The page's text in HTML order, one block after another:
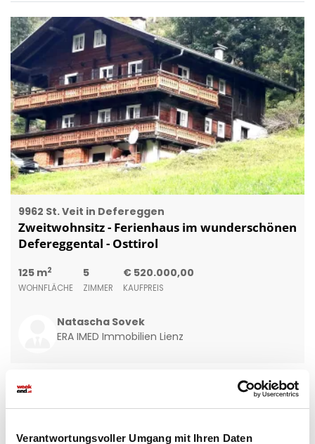
Verantwortungsvoller Umgang mit Ihren Daten
9962 St. Veit in Defereggen
Zweitwohnsitz - Ferienhaus im wunderschönen
Defereggental - Osttirol
125 m2
WOHNFLÄCHE
5
ZIMMER
€ 520.000,00
KAUFPREIS
Natascha Sovek
ERA IMED Immobilien Lienz